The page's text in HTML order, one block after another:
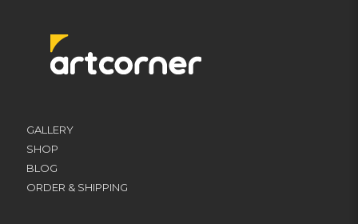
GALLERY
SHOP
BLOG
ORDER & SHIPPING